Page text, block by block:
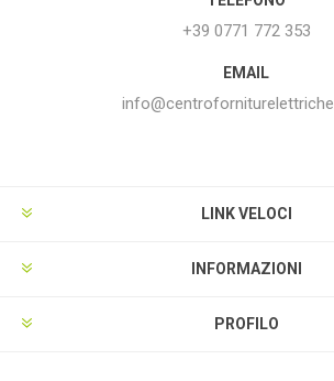
+39 0771 772 353
EMAIL
LINK VELOCI
INFORMAZIONI
PROFILO